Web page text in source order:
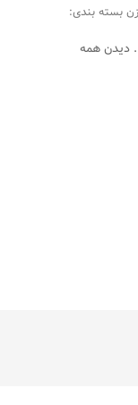
بسته بندی:
دیدن همه